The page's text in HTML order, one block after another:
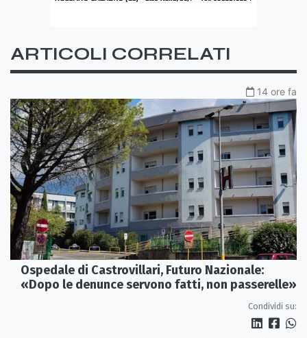
ARTICOLI CORRELATI
14 ore fa
Ospedale di Castrovillari, Futuro Nazionale:
«Dopo le denunce servono fatti, non passerelle»
Condividi su: